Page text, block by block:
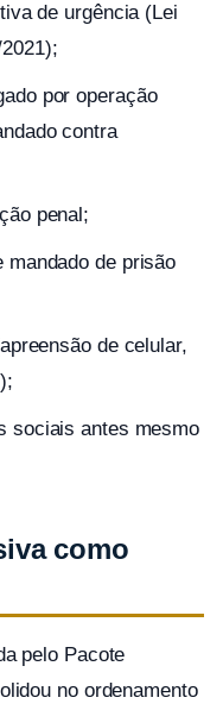
de urgência (Lei
por operação
contra
penal;
mandado de prisão
de celular,
sociais antes mesmo
como
pelo Pacote
no ordenamento